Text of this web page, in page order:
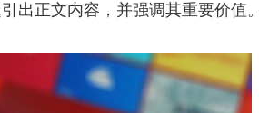
出正文内容，并强调其重要价值。